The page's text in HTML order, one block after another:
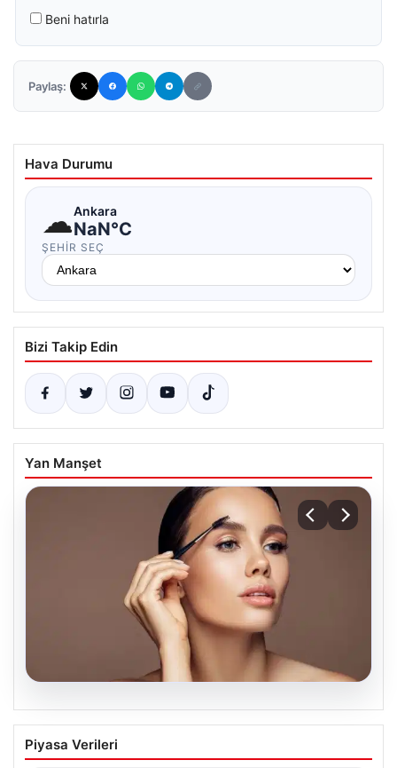
Beni hatırla
Paylaş:
Hava Durumu
☁Ankara
NaN°C
ŞEHIR SEÇ
Bizi Takip Edin
Yan Manşet
Zayıflama iğnelerinde kirpik dökülmesi
iddiası: Tıp dünyasından yan etki
Piyasa Verileri